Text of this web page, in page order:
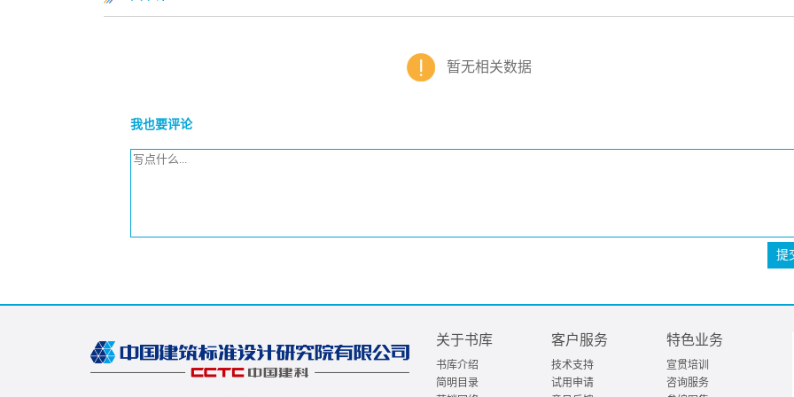
暂无相关数据
我也要评论
提
关于书库
书库介绍
简明目录
客户服务
技术支持
试用申请
特色业务
宣贯培训
咨询服务